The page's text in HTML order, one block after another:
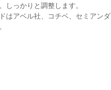
っかりと調整します。
はアベル社、コチベ、セミアンダ